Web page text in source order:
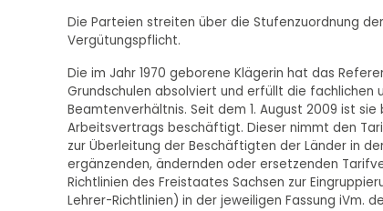
Die Parteien streiten über die Stufenzuordnung
Vergütungspflicht.
Die im Jahr 1970 geborene Klägerin hat das
Grundschulen absolviert und erfüllt die fachlichen
Beamtenverhältnis. Seit dem 1. August 2009 ist
Arbeitsvertrags beschäftigt. Dieser nimmt den
zur Überleitung der Beschäftigten der Länder in
ergänzenden, ändernden oder ersetzenden
Richtlinien des Freistaates Sachsen zur
Lehrer-Richtlinien) in der jeweiligen Fassung iVm.